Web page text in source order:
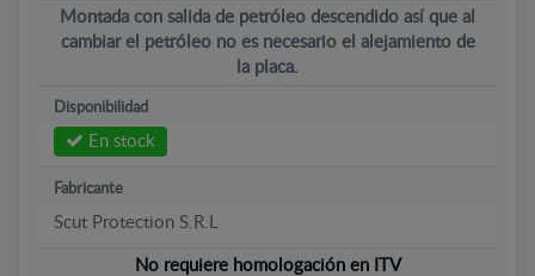
Montada con salida de petróleo descendido así que al
cambiar el petróleo no es necesario el alejamiento de
la placa.
Disponibilidad
En stock
Fabricante
Scut Protection S.R.L
No requiere homologación en ITV